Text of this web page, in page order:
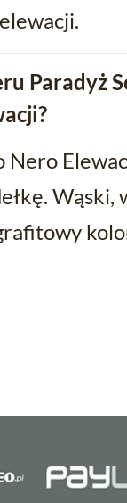
Paradyż
Nero